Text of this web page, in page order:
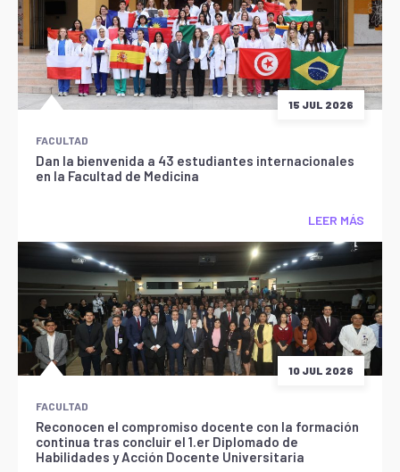
15 JUL 2026
FACULTAD
Dan la bienvenida a 43 estudiantes internacionales
en la Facultad de Medicina
LEER MÁS
10 JUL 2026
FACULTAD
Reconocen el compromiso docente con la formación
continua tras concluir el 1.er Diplomado de
Habilidades y Acción Docente Universitaria